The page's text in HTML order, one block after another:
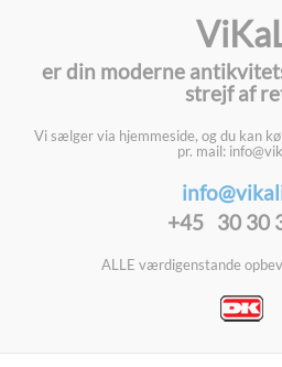
er din moderne
strejf af
Vi sælger via hjemmeside, og du kan
pr. mail:
+45 30 30
ALLE værdigenstande